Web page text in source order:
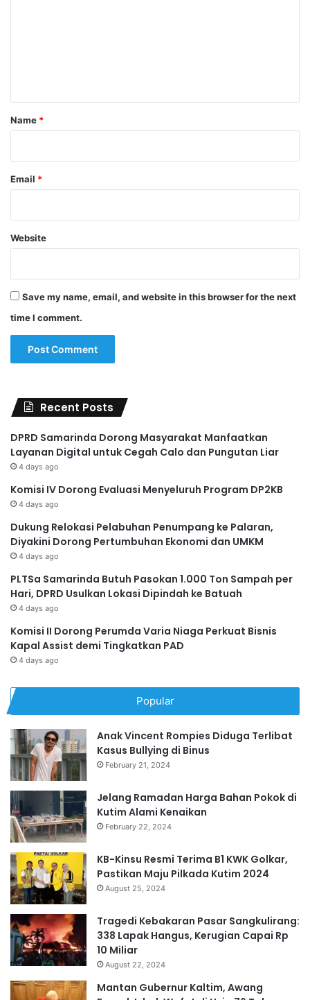
*
Name *
Email *
Website
Save my name, email, and website in this browser for the next
time I comment.
Recent Posts
DPRD Samarinda Dorong Masyarakat Manfaatkan
Layanan Digital untuk Cegah Calo dan Pungutan Liar
4 days ago
Komisi IV Dorong Evaluasi Menyeluruh Program DP2KB
4 days ago
Dukung Relokasi Pelabuhan Penumpang ke Palaran,
Diyakini Dorong Pertumbuhan Ekonomi dan UMKM
4 days ago
PLTSa Samarinda Butuh Pasokan 1.000 Ton Sampah per
Hari, DPRD Usulkan Lokasi Dipindah ke Batuah
4 days ago
Komisi II Dorong Perumda Varia Niaga Perkuat Bisnis
Kapal Assist demi Tingkatkan PAD
4 days ago
Popular
Anak Vincent Rompies Diduga Terlibat
Kasus Bullying di Binus
February 21, 2024
Jelang Ramadan Harga Bahan Pokok di
Kutim Alami Kenaikan
February 22, 2024
KB-Kinsu Resmi Terima B1 KWK Golkar,
Pastikan Maju Pilkada Kutim 2024
August 25, 2024
Tragedi Kebakaran Pasar Sangkulirang:
338 Lapak Hangus, Kerugian Capai Rp
10 Miliar
August 22, 2024
Mantan Gubernur Kaltim, Awang